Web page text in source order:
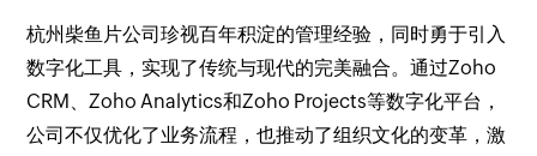
杭州柴鱼片公司珍视百年积淀的管理经验，同时勇于引入
数字化工具，实现了传统与现代的完美融合。通过Zoho
CRM、Zoho Analytics和Zoho Projects等数字化平台，
公司不仅优化了业务流程，也推动了组织文化的变革，激